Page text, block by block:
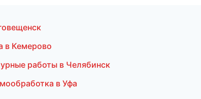
в Кемерово
работы в Челябинск
в Уфа